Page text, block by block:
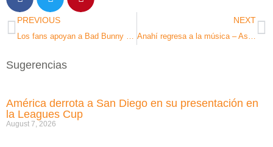
PREVIOUS
Los fans apoyan a Bad Bunny mientras Logan Paul le llama “hipócrita
NEXT
Anahí regresa a la música – Así reaccionan sus fans
Sugerencias
América derrota a San Diego en su presentación en
la Leagues Cup
August 7, 2026